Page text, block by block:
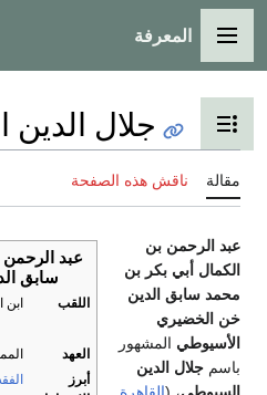
القائمة الرئيسية
المعرفة
تبديل عرض جدول المحتويات
جلال
مقالة ناقش هذه الصفحة
عبد
سابق
اللقب
العهد
أبرز
عبد الرحمن بن
الكمال أبي بكر بن
محمد سابق الدين
خن الخضيري
الأسيوطي المشهور
باسم جلال الدين